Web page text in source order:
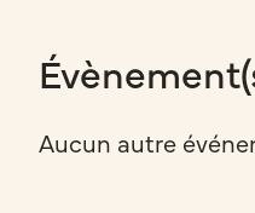
Aucun autre